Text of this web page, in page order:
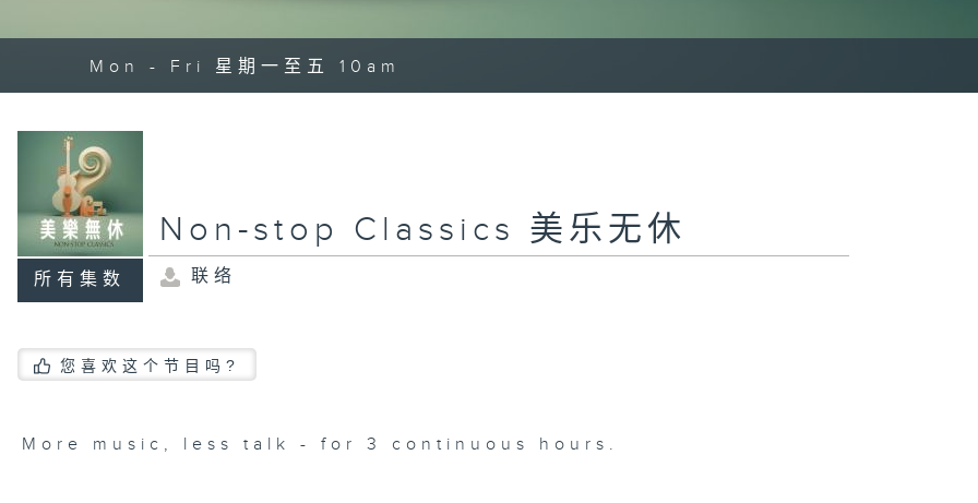
Mon - Fri 星期一至五 10am
所有集数
Non-stop Classics 美乐无休
联络
您喜欢这个节目吗?
More music, less talk - for 3 continuous hours.